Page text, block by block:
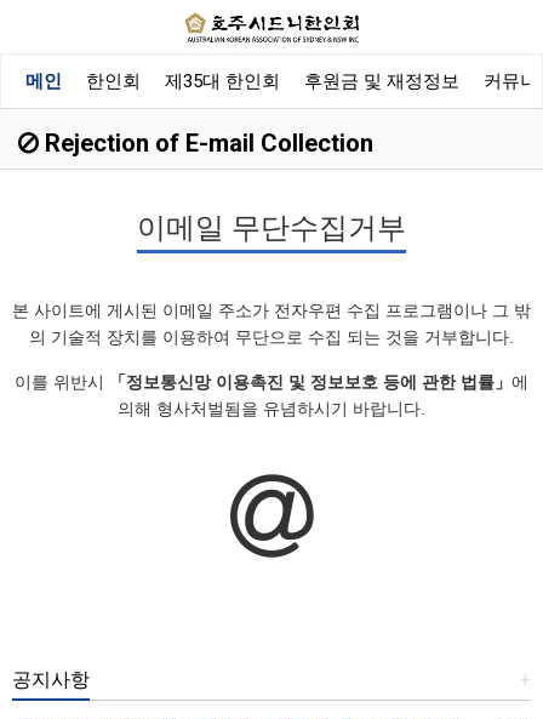
메인 한인회 제35대 한인회 후원금 및 재정정보 커뮤니
Rejection of E-mail Collection
이메일 무단수집거부
본 사이트에 게시된 이메일 주소가 전자우편 수집 프로그램이나 그 밖
의 기술적 장치를 이용하여 무단으로 수집 되는 것을 거부합니다.
이를 위반시 「정보통신망 이용촉진 및 정보보호 등에 관한 법률」 에
의해 형사처벌됨을 유념하시기 바랍니다.
+
공지사항